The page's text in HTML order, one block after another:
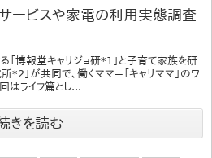
サービスや家電の利用実態調査
「博報堂キャリジョ研*1」と子育て家族を研
*2」が共同で、働くママ＝「キャリママ」のワ
はライフ篇とし...
きを読む